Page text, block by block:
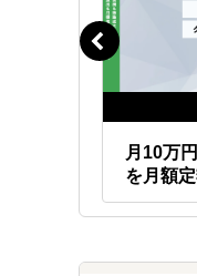
月10万
を月額